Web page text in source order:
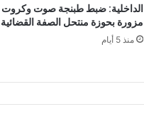
الداخلية: ضبط طبنجة صوت وكروت
مزورة بحوزة منتحل الصفة القضائية
منذ 5 أيام